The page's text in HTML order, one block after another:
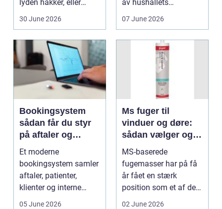
lyden hakker, eller
batteriet løber ...
30 June 2026
av hushållets
viktigaste ekonom...
07 June 2026
Bookingsystem
sådan får du styr
på aftaler og
arbejdsgange
Et moderne
bookingsystem samler
aftaler, patienter,
klienter og interne
arbejdsgange ét sted. I
05 June 2026
Ms fuger til
vinduer og døre:
sådan vælger og
bruger du dem
rigtigt
MS-baserede
fugemasser har på få
år fået en stærk
position som et af de
mest alsidige valg til
02 June 2026